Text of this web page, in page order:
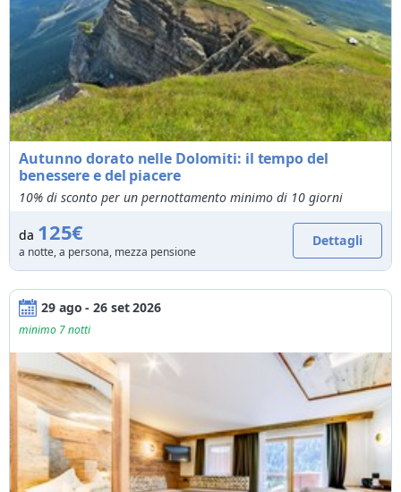
Autunno dorato nelle Dolomiti: il tempo del
benessere e del piacere
10% di sconto per un pernottamento minimo di 10 giorni
da 125€
a notte, a persona, mezza pensione
Dettagli
29 ago - 26 set 2026
minimo 7 notti